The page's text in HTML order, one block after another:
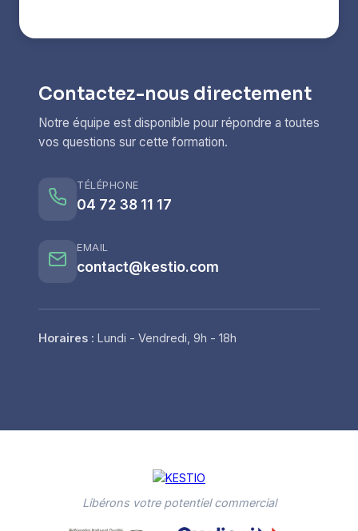
Contactez-nous directement
Notre équipe est disponible pour répondre a toutes
vos questions sur cette formation.
TÉLÉPHONE
04 72 38 11 17
EMAIL
contact@kestio.com
Horaires : Lundi - Vendredi, 9h - 18h
Libérons votre potentiel commercial